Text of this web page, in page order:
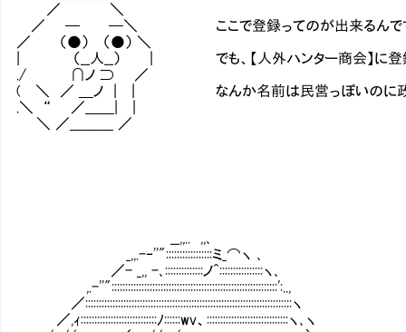
／ ＼
／ ─ ─＼ ここで登録ってのが出来るんです
／ （●） （●） ＼
| （__人__） | でも、【人外ハンター商会】に登録する
./ ∩ノ ⊃ ／
( ＼ ／ ＿ノ | | なんか名前は民営っぽいのに政府に
.＼ “ ／＿＿| |
＼ ／＿＿＿ ／
_,,.-‐''":::::::::::::::::ミ_⌒ヽ ､
／- _,, -､::::::::::::::ノ^::::::::::::::::ヽ､
,.-
／::::::::::::::::::::::::::::::::::::::::::::::::::::::::::::::::::::::::::::ヽ 覚
／,ｨ::::::::::::::::::::::::::::ﾉ::::::wv、::::::::::::::::::::::::::::::ヽ､ヽ